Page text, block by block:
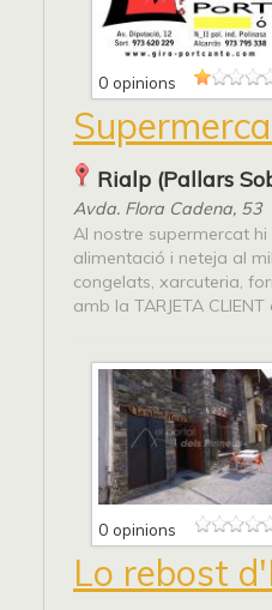
0 opinions
Rialp (Pallars
Avda. Flora Cadena, 53
Al nostre supermercat hi
alimentació i neteja al
congelats, xarcuteria,
amb la TARJETA
0 opinions
Lo rebost